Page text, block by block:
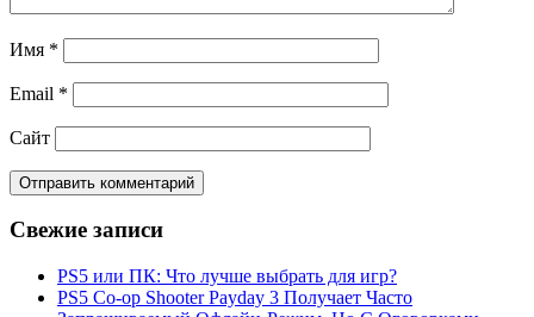
Имя *
Email *
Сайт
Свежие записи
PS5 или ПК: Что лучше выбрать для игр?
PS5 Co-op Shooter Payday 3 Получает Часто